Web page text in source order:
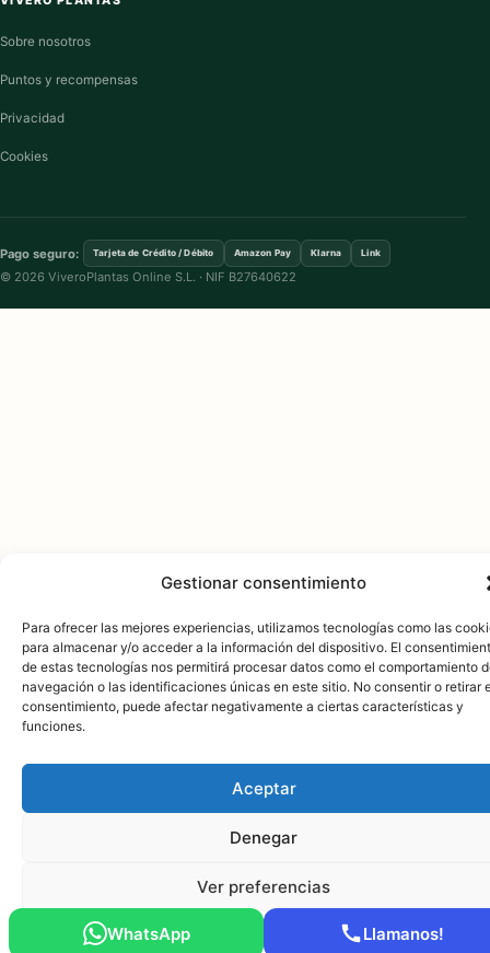
Gestionar consentimiento
Para ofrecer las mejores experiencias, utilizamos tecnologías como las
para almacenar y/o acceder a la información del dispositivo. El
de estas tecnologías nos permitirá procesar datos como el comportamiento
navegación o las identificaciones únicas en este sitio. No consentir o retirar
consentimiento, puede afectar negativamente a ciertas características y
funciones.
Aceptar
Denegar
Ver preferencias
Sobre nosotros
Puntos y recompensas
Privacidad
Cookies
Pago seguro: Tarjeta de Crédito / Débito Amazon Pay Klarna Link
© 2026 ViveroPlantas Online S.L. · NIF B27640622
WhatsApp Llamanos!